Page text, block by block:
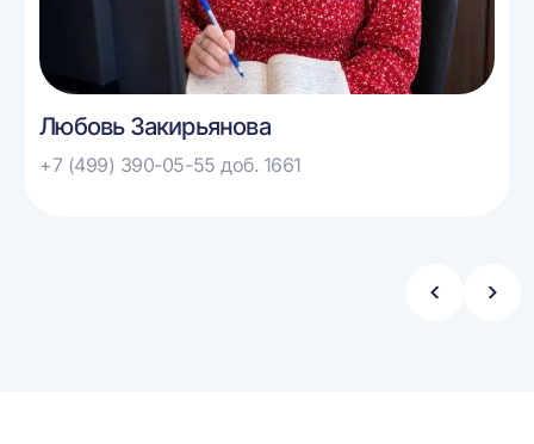
Любовь Закирьянова
+7 (499) 390-05-55 доб. 1661
Стрелка